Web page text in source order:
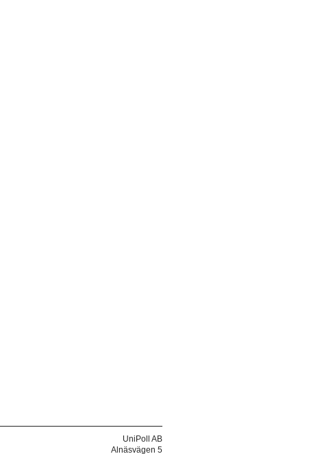
UniPoll AB
Alnäsvägen 5